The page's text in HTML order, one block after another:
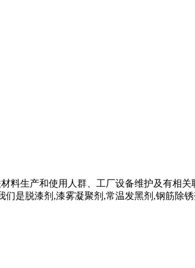
料生产和使用人群、工厂设备维护及有相
们是脱漆剂,漆雾凝聚剂,常温发黑剂,钢筋除